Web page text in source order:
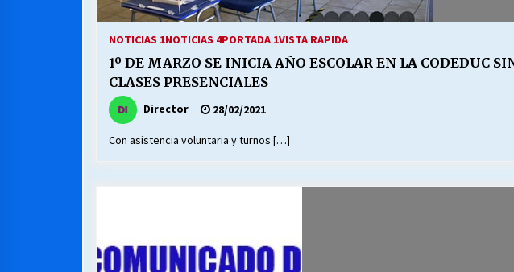
S.O.S. a los ricos, Save Our Souls
30/04/2026
NOTICIAS 1NOTICIAS 4PORTADA 1VISTA RAPIDA
1º DE MARZO SE INICIA AÑO ESCOLAR EN LA CODEDUC
CLASES PRESENCIALES
Director 28/02/2021
Con asistencia voluntaria y turnos […]